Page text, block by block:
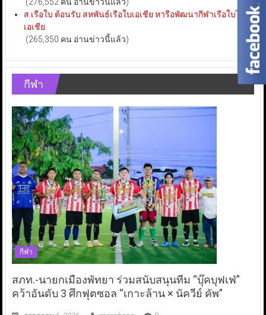
(276,552 คน อ่านข่าวนี้แล้ว)
ส.เรือใบ ต้อนรับ สหพันธ์เรือใบเอเชีย หารือพัฒนากีฬาเรือใบไทย-
เอเชีย
(265,350 คน อ่านข่าวนี้แล้ว)
กีฬา
กีฬา
สภท.-นายกเมืองพัทยา ร่วมสนับสนุนทีม “บุ๊คบุฟเฟ่”
คว้าอันดับ 3 ศึกฟุตซอล “เกาะล้าน × นัควีย์ คัพ”